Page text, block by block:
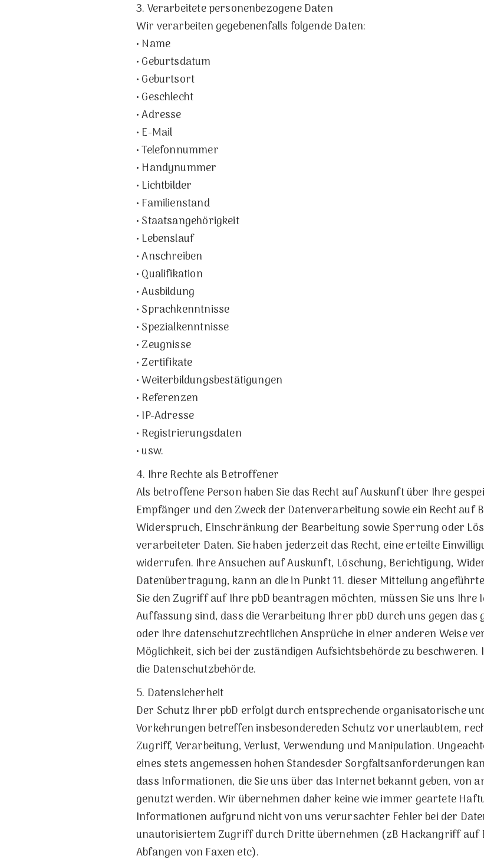
3. Verarbeitete personenbezogene Daten
Wir verarbeiten gegebenenfalls folgende Daten:
• Name
• Geburtsdatum
• Geburtsort
• Geschlecht
• Adresse
• E-Mail
• Telefonnummer
• Handynummer
• Lichtbilder
• Familienstand
• Staatsangehörigkeit
• Lebenslauf
• Anschreiben
• Qualifikation
• Ausbildung
• Sprachkenntnisse
• Spezialkenntnisse
• Zeugnisse
• Zertifikate
• Weiterbildungsbestätigungen
• Referenzen
• IP-Adresse
• Registrierungsdaten
• usw.
4. Ihre Rechte als Betroffener
Als betroffene Person haben Sie das Recht auf Auskunft über Ihre
Empfänger und den Zweck der Datenverarbeitung sowie ein Recht auf
Widerspruch, Einschränkung der Bearbeitung sowie Sperrung oder
verarbeiteter Daten. Sie haben jederzeit das Recht, eine erteilte
widerrufen. Ihre Ansuchen auf Auskunft, Löschung, Berichtigung,
Datenübertragung, kann an die in Punkt 11. dieser Mitteilung
Sie den Zugriff auf Ihre pbD beantragen möchten, müssen Sie uns Ihre
Auffassung sind, dass die Verarbeitung Ihrer pbD durch uns gegen
oder Ihre datenschutzrechtlichen Ansprüche in einer anderen Weise
Möglichkeit, sich bei der zuständigen Aufsichtsbehörde zu
die Datenschutzbehörde.
5. Datensicherheit
Der Schutz Ihrer pbD erfolgt durch entsprechende organisatorische
Vorkehrungen betreffen insbesondereden Schutz vor unerlaubtem,
Zugriff, Verarbeitung, Verlust, Verwendung und Manipulation.
eines stets angemessen hohen Standesder Sorgfaltsanforderungen
dass Informationen, die Sie uns über das Internet bekannt geben, von
genutzt werden. Wir übernehmen daher keine wie immer geartete
Informationen aufgrund nicht von uns verursachter Fehler bei der
unautorisiertem Zugriff durch Dritte übernehmen (zB Hackangriff auf
Abfangen von Faxen etc).